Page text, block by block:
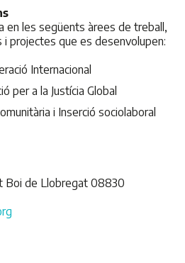
en les següents àrees de treball,
projectes que es desenvolupen:
Internacional
per a la Justícia Global
i Inserció sociolaboral
Boi de Llobregat 08830